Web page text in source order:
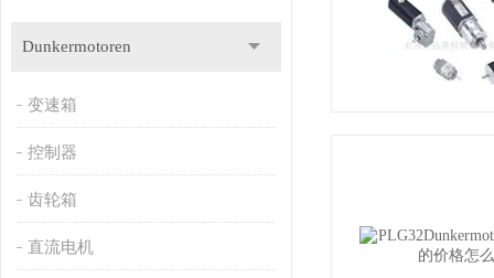
Dunkermotoren
变速箱
控制器
齿轮箱
直流电机